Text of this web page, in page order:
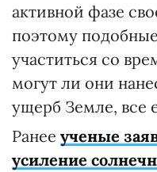
активной фазе
поэтому
участиться со
могут ли они
ущерб Земле, все
Ранее ученые
усиление